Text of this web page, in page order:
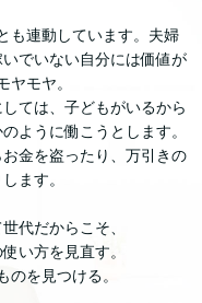
も連動しています。夫婦
でいない自分には価値が
ヤモヤ。
ては、子どもがいるから
ように働こうとします。
金を盗ったり、万引きの
ます。
代だからこそ、
い方を見直す。
のを見つける。